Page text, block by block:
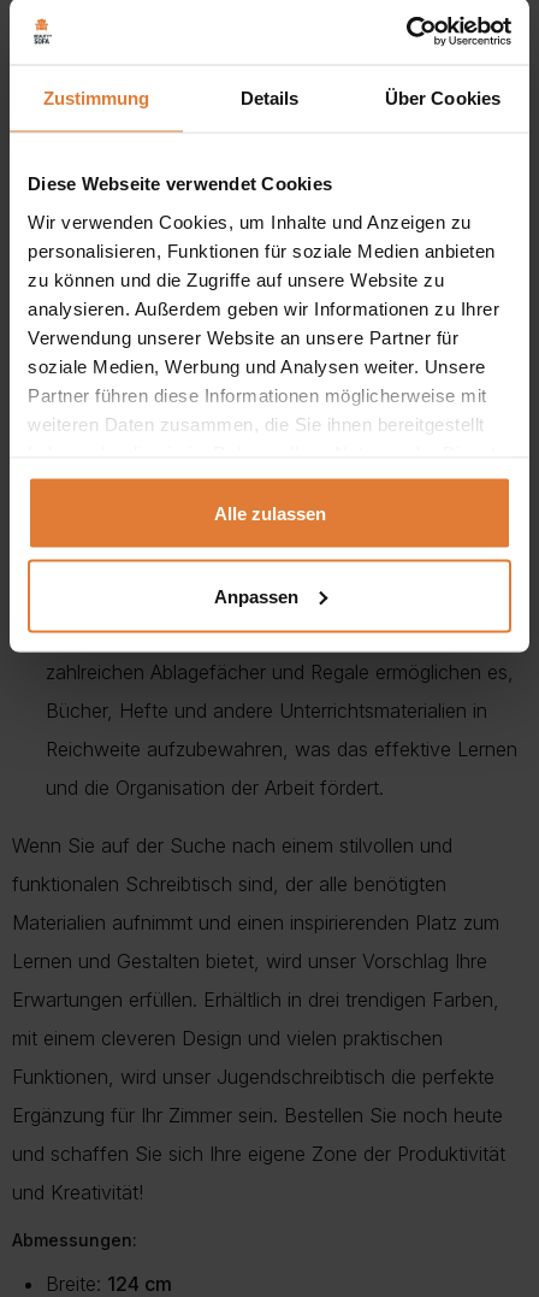
Zustimmung Details Über Cookies
Diese Webseite verwendet Cookies
Wir verwenden Cookies, um Inhalte und Anzeigen zu
personalisieren, Funktionen für soziale Medien anbieten
zu können und die Zugriffe auf unsere Website zu
analysieren. Außerdem geben wir Informationen zu Ihrer
Verwendung unserer Website an unsere Partner für
soziale Medien, Werbung und Analysen weiter. Unsere
Partner führen diese Informationen möglicherweise mit
weiteren Daten zusammen, die Sie ihnen bereitgestellt
gesammelt haben.
Alle zulassen
Anpassen
Stilvolle Lern- und Kreativecke:
Sie sind auf der
einen funktionalen Platz zum Lernen und Arbeiten
Jugendzimmers einfügt? Unser Jugendschreibtisch ist
die Antwort auf Ihre Bedürfnisse!
Drei außergewöhnliche Farben, unbegrenzte
Möglichkeiten:Unser Schreibtisch ist in drei
einzigartigen Farben erhältlich: Graubeige, geölte Eiche
und Eukalyptus. Diese modisch aufeinander
abgestimmten Farbtöne verleihen Ihrem Interieur eine
verschiedene Raumsituationen integrieren.
Funktionalität und Ergonomie bis ins Detail:Der
Schreibtisch wurde mit Blick auf die Bedürfnisse junger
Nutzer entwickelt. Die geräumige Arbeitsfläche und die
zahlreichen Ablagefächer und Regale ermöglichen es,
Bücher, Hefte und andere Unterrichtsmaterialien in
Reichweite aufzubewahren, was das effektive Lernen
und die Organisation der Arbeit fördert.
Wenn Sie auf der Suche nach einem stilvollen und
funktionalen Schreibtisch sind, der alle benötigten
Materialien aufnimmt und einen inspirierenden Platz zum
Lernen und Gestalten bietet, wird unser Vorschlag Ihre
Erwartungen erfüllen. Erhältlich in drei trendigen Farben,
mit einem cleveren Design und vielen praktischen
Funktionen, wird unser Jugendschreibtisch die perfekte
Ergänzung für Ihr Zimmer sein. Bestellen Sie noch heute
und schaffen Sie sich Ihre eigene Zone der Produktivität
und Kreativität!
Abmessungen:
Breite: 124 cm